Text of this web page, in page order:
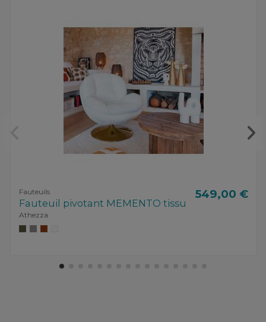
Fauteuils
Fauteuil pivotant MEMENTO tissu
Athezza
549,00 €